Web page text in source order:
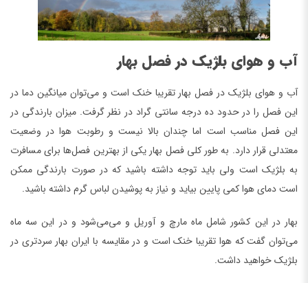
آب و هوای بلژیک در فصل بهار
آب و هوای بلژیک در فصل بهار تقریبا خنک است و می‌توان میانگین دما در
این فصل را در حدود ده درجه سانتی گراد در نظر گرفت. میزان بارندگی در
این فصل مناسب است اما چندان بالا نیست و رطوبت هوا در وضعیت
معتدلی قرار دارد. به طور کلی فصل بهار یکی از بهترین فصل‌ها برای مسافرت
به بلژیک است ولی باید توجه داشته باشید که در صورت بارندگی ممکن
است دمای هوا کمی پایین بیاید و نیاز به پوشیدن لباس گرم داشته باشید.
بهار در این کشور شامل ماه مارچ و آوریل و می‌می‌شود و در این سه ماه
می‌توان گفت که هوا تقریبا خنک است و در مقایسه با ایران بهار سردتری در
بلژیک خواهید داشت.